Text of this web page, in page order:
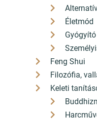
Életmód
Feng Shui
Filozófia,
Keleti